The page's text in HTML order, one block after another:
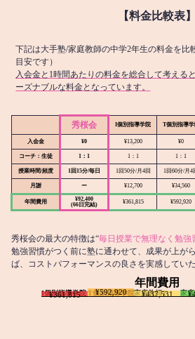
【料金比較表】
下記は大手塾/家庭教師の中学2年生の料金を比
目安です）
入会金と1時間あたりの料金を総合して考える
ーズナブルな料金となっています。
秀桜会 I個別指導学院 T個別指導学
入会金 ¥0 ¥13,200 ¥0
コーチ：生徒 1：1 1：1 1：1
授業時間/頻度 1回15分/毎日 1回50分/月4回 1回60分/月4
月謝 ー ¥12,700 ¥34,560
年間費用
¥92,400
(66日完結)
¥361,815 ¥592,920
秀桜会の最大の特徴は“毎日授業で無理なく勉強
勉強習慣がつく前に塾に通わせて、成果が上が
ば、コストパフォーマンスの良さを実感してい
年間費用
I個別指導学院
¥361,815 T個別指導学院
¥592,920 家庭教師T
¥437,531 家